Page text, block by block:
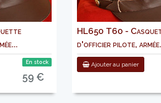
En stock
59 €
HL650 T60 -
d'officier pilote,
Ajouter au panier